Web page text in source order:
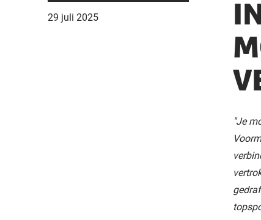
29 juli 2025
"Je